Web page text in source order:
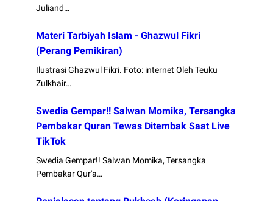
Juliand…
Materi Tarbiyah Islam - Ghazwul Fikri
(Perang Pemikiran)
Ilustrasi Ghazwul Fikri. Foto: internet Oleh Teuku
Zulkhair…
Swedia Gempar!! Salwan Momika, Tersangka
Pembakar Quran Tewas Ditembak Saat Live
TikTok
Swedia Gempar!! Salwan Momika, Tersangka
Pembakar Qur'a…